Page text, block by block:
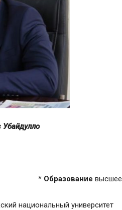
* Образование высшее
национальный университет